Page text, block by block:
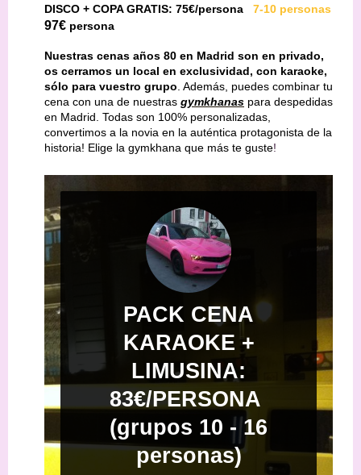
DISCO + COPA GRATIS: 75€/persona 7-10 personas
97€ persona
Nuestras cenas años 80 en Madrid son en privado,
os cerramos un local en exclusividad, con karaoke,
sólo para vuestro grupo . Además, puedes combinar tu
cena con una de nuestras gymkhanas para despedidas
en Madrid. Todas son 100% personalizadas,
convertimos a la novia en la auténtica protagonista de la
historia! Elige la gymkhana que más te guste!
PACK CENA
KARAOKE +
LIMUSINA:
83€/PERSONA
(grupos 10 - 16
personas)